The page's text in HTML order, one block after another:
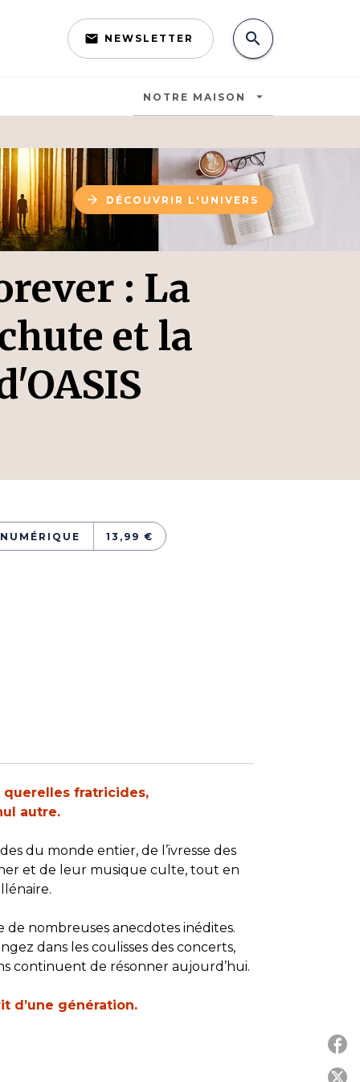
email NEWSLETTER search
NOTRE MAISON arrow_drop_down
arrow_forward DÉCOUVRIR L'UNIVERS
: La
et la
NUMÉRIQUE 13,99 €
querelles fratricides,
autre.
du monde entier, de l’ivresse des
et de leur musique culte, tout en
nombreuses anecdotes inédites.
dans les coulisses des concerts,
continuent de résonner aujourd’hui.
d’une génération.